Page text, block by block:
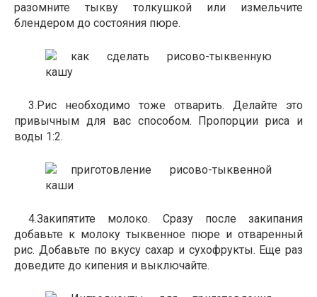
разомните тыкву толкушкой или измельчите
блендером до состояния пюре.
3.Рис необходимо тоже отварить. Делайте это
привычным для вас способом. Пропорции риса и
воды 1:2.
4.Закипятите молоко. Сразу после закипания
добавьте к молоку тыквенное пюре и отваренный
рис. Добавьте по вкусу сахар и сухофрукты. Еще раз
доведите до кипения и выключайте.